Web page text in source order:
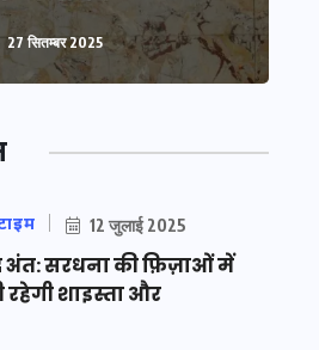
27 सितम्बर 2025
12 जुलाई 2025
सरधना की फ़िज़ाओं में
रहेगी शाइस्ता और